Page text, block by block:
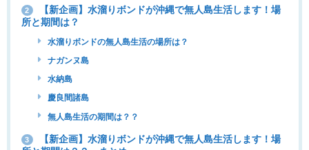
2
【新企画】水溜りボンドが沖縄で無人島生活します！場
所と期間は？
水溜りボンドの無人島生活の場所は？
ナガンヌ島
水納島
慶良間諸島
無人島生活の期間は？？
3
【新企画】水溜りボンドが沖縄で無人島生活します！場